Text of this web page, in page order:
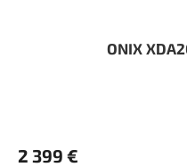
ONIX
2 399 €